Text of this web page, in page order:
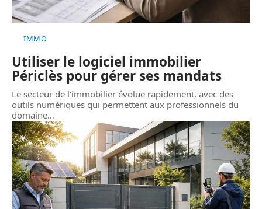
IMMO
Utiliser le logiciel immobilier
Périclès pour gérer ses mandats
Le secteur de l'immobilier évolue rapidement, avec des
outils numériques qui permettent aux professionnels du
domaine…